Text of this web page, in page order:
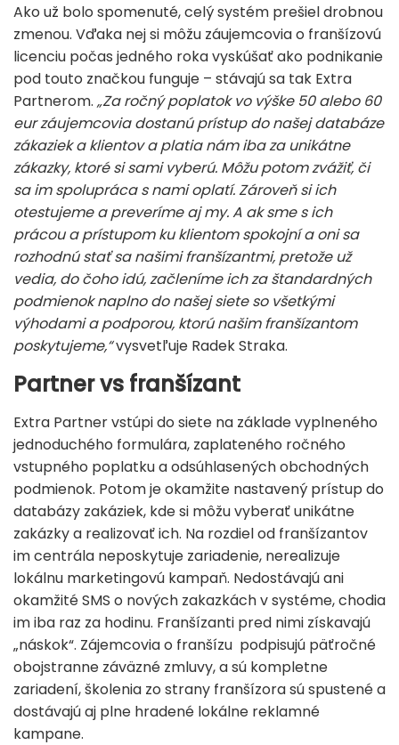
Ako už bolo spomenuté, celý systém prešiel drobnou
zmenou. Vďaka nej si môžu záujemcovia o franšízovú
licenciu počas jedného roka vyskúšať ako podnikanie
pod touto značkou funguje – stávajú sa tak Extra
Partnerom. „Za ročný poplatok vo výške 50 alebo 60
eur záujemcovia dostanú prístup do našej databáze
zákaziek a klientov a platia nám iba za unikátne
zákazky, ktoré si sami vyberú. Môžu potom zvážiť, či
sa im spolupráca s nami oplatí. Zároveň si ich
otestujeme a preveríme aj my. A ak sme s ich
prácou a prístupom ku klientom spokojní a oni sa
rozhodnú stať sa našimi franšízantmi, pretože už
vedia, do čoho idú, začleníme ich za štandardných
podmienok naplno do našej siete so všetkými
výhodami a podporou, ktorú našim franšízantom
poskytujeme,“vysvetľuje Radek Straka.
Partner vs franšízant
Extra Partner vstúpi do siete na základe vyplneného
jednoduchého formulára, zaplateného ročného
vstupného poplatku a odsúhlasených obchodných
podmienok. Potom je okamžite nastavený prístup do
databázy zakáziek, kde si môžu vyberať unikátne
zakázky a realizovať ich. Na rozdiel od franšízantov
im centrála neposkytuje zariadenie, nerealizuje
lokálnu marketingovú kampaň. Nedostávajú ani
okamžité SMS o nových zakazkách v systéme, chodia
im iba raz za hodinu. Franšízanti pred nimi získavajú
„náskok“. Zájemcovia o franšízu podpisujú päťročné
obojstranne záväzné zmluvy, a sú kompletne
zariadení, školenia zo strany franšízora sú spustené a
dostávajú aj plne hradené lokálne reklamné
kampane.